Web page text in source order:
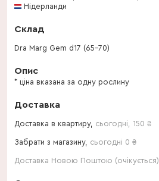
Нідерланди
Склад
Dra Marg Gem d17 (65-70)
Опис
* ціна вказана за одну рослину
Доставка
Доставка в квартиру, сьогодні 150 ₴
Забрати з магазину, сьогодні 0 ₴
Доставка Новою Поштою (очікується)